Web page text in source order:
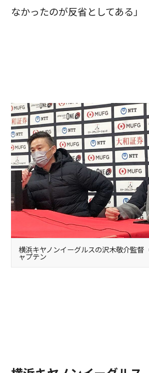
なかったのが反省としてある」
横浜キヤノンイーグルスの沢木敬介監督
ャプテン